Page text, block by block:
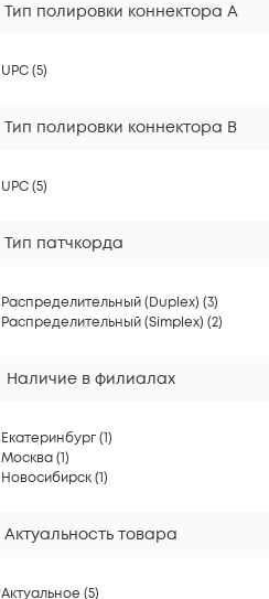
Тип полировки коннектора A
UPC (5)
Тип полировки коннектора B
UPC (5)
Тип патчкорда
Распределительный (Duplex) (3)
Распределительный (Simplex) (2)
Наличие в филиалах
Екатеринбург (1)
Москва (1)
Новосибирск (1)
Актуальность товара
Актуальное (5)